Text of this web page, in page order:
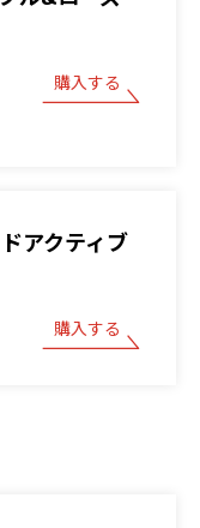
購入する
アクティブ
購入する